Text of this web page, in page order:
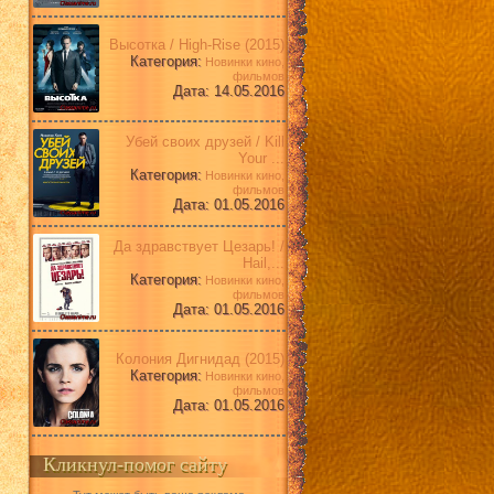
Высотка / High-Rise (2015)
Категория: Новинки кино,
фильмов
Дата: 14.05.2016
Убей своих друзей / Kill
Your ...
Категория: Новинки кино,
фильмов
Дата: 01.05.2016
Да здравствует Цезарь! /
Hail,...
Категория: Новинки кино,
фильмов
Дата: 01.05.2016
Колония Дигнидад (2015)
Категория: Новинки кино,
фильмов
Дата: 01.05.2016
Кликнул-помог сайту